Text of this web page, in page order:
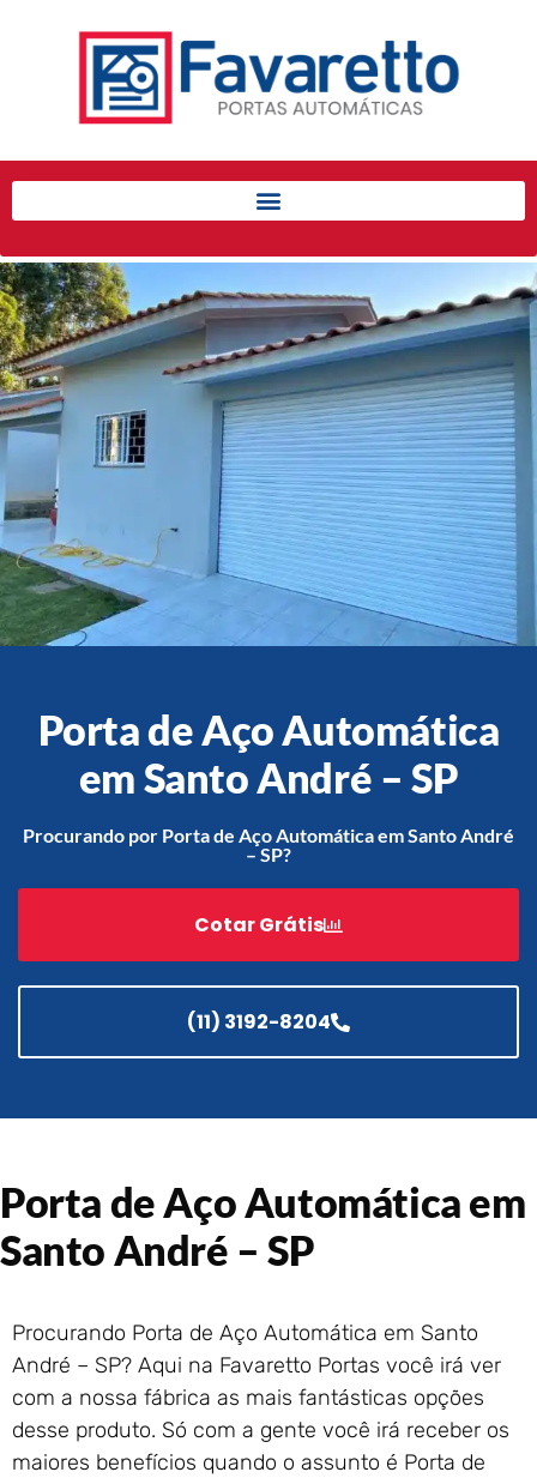
Início
Produtos
Porta de Enrolar Automática
Automatizadores
Acessórios Para Portas de
Enrolar
Pintura eletrostática
Portfólio
Contato
Acessórios
Enrolar em Teresópolis – RJ
Portão de Garagem de
Enrolar em São Pedro da
Aldeia – RJ
Portão de Garagem de
Enrolar em São Gonçalo – RJ
Enrolar em Rio das Ostras –
Enrolar em Queimados – RJ
Portão de Garagem de
Enrolar em Petrópolis – RJ
Portão de Garagem de
Enrolar em Nova Iguaçu – RJ
Portão de Garagem de
Enrolar em Nova Friburgo –
RJ
Porta de Aço Automática
em Santo André – SP
Procurando por Porta de Aço Automática em Santo André
– SP?
Cotar Grátis
(11) 3192-8204
Porta de Aço Automática em
Santo André – SP
Procurando Porta de Aço Automática em Santo
André – SP? Aqui na Favaretto Portas você irá ver
com a nossa fábrica as mais fantásticas opções
desse produto. Só com a gente você irá receber os
maiores benefícios quando o assunto é Porta de